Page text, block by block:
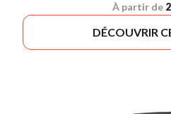
À partir de
DÉCOUVRIR